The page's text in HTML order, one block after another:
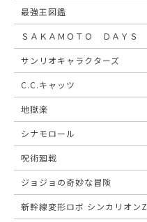
最強王図鑑
ＳＡＫＡＭＯＴＯ ＤＡＹＳ
サンリオキャラクターズ
C.C.キャッツ
地獄楽
シナモロール
呪術廻戦
ジョジョの奇妙な冒険
新幹線変形ロボ シンカリオンZ